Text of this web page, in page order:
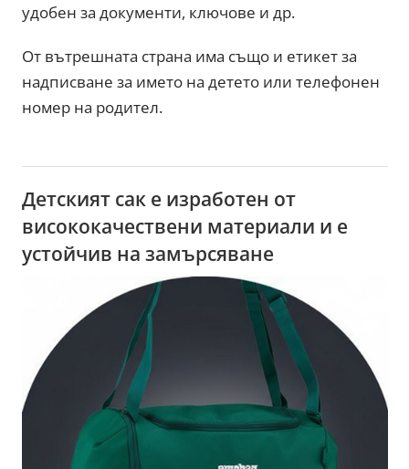
удобен за документи, ключове и др.
От вътрешната страна има също и етикет за
надписване за името на детето или телефонен
номер на родител.
Детският сак е изработен от
висококачествени материали и е
устойчив на замърсяване